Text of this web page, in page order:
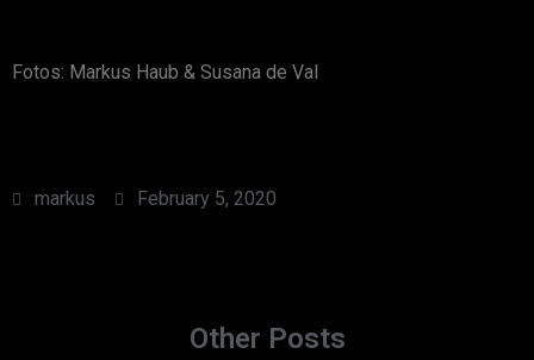
Fotos: Markus Haub & Susana de Val
markus February 5, 2020
Other Posts